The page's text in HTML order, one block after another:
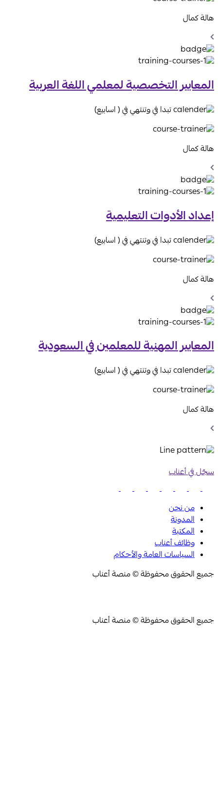
هالة كمال
Chevron
Left
Icon
المعايير التخصصية لمعلمي اللغة العربية
تبدا في وتنتهي في ( اسابيع)
هالة كمال
Chevron
Left
Icon
إعداد الأدوات التعليمية
تبدا في وتنتهي في ( اسابيع)
هالة كمال
Chevron
Left
Icon
المعايير المهنية للمعلمين في السعودية
تبدا في وتنتهي في ( اسابيع)
هالة كمال
Chevron
Icon
سجّل في أعناب
من نحن
المدونة
المكتبة
وظائف أعناب
السياسات العامة والأحكام
جميع الحقوق محفوظة © منصة أعناب
جميع الحقوق محفوظة © منصة أعناب